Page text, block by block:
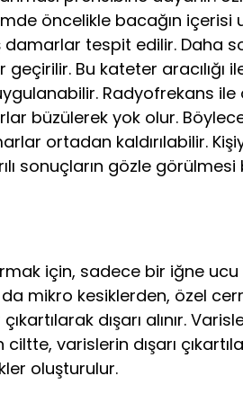
öncelikle bacağın içerisi
damarlar tespit edilir. Daha
Bu kateter aracılığı
Radyofrekans ile
büzülerek yok olur.
ortadan kaldırılabilir.
sonuçların gözle
için, sadece bir iğne ucu
mikro kesiklerden, özel
dışarı alınır.
varislerin dışarı
oluşturulur.